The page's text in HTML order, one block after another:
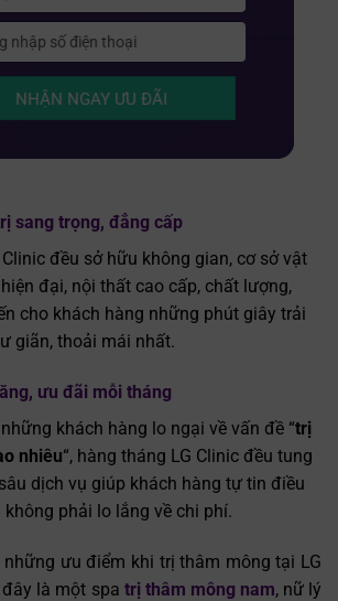
NHẬN NGAY ƯU ĐÃI
sang trọng, đẳng cấp
đều sở hữu không gian, cơ sở vật
đại, nội thất cao cấp, chất lượng,
cho khách hàng những phút giây trải
giãn, thoải mái nhất.
ưu đãi mỗi tháng
khách hàng lo ngại về vấn đề “trị
nhiêu“, hàng tháng LG Clinic đều tung
dịch vụ giúp khách hàng tự tin điều
phải lo lắng về chi phí.
ưu điểm khi trị thâm mông tại LG
là một spa trị thâm mông nam, nữ lý